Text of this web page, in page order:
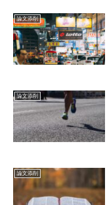
論文添削
論文添削
論文添削